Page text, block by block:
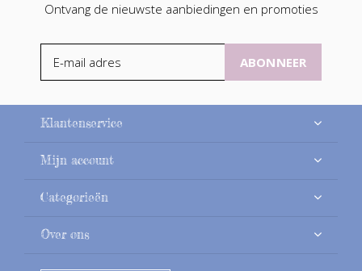
Ontvang de nieuwste aanbiedingen en promoties
ABONNEER
Klantenservice
Mijn account
Categorieën
Over ons